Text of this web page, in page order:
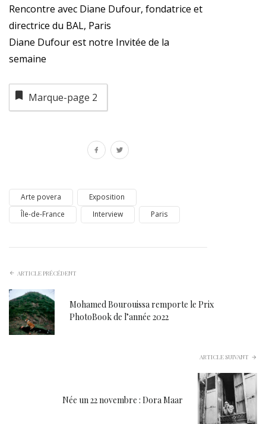
Rencontre avec Diane Dufour, fondatrice et
directrice du BAL, Paris
Diane Dufour est notre Invitée de la
semaine
Marque-page 2
Arte povera
Exposition
Île-de-France
Interview Paris
ARTICLE PRÉCÉDENT
Mohamed Bourouissa remporte le Prix
PhotoBook de l’année 2022
ARTICLE SUIVANT
Née un 22 novembre : Dora Maar